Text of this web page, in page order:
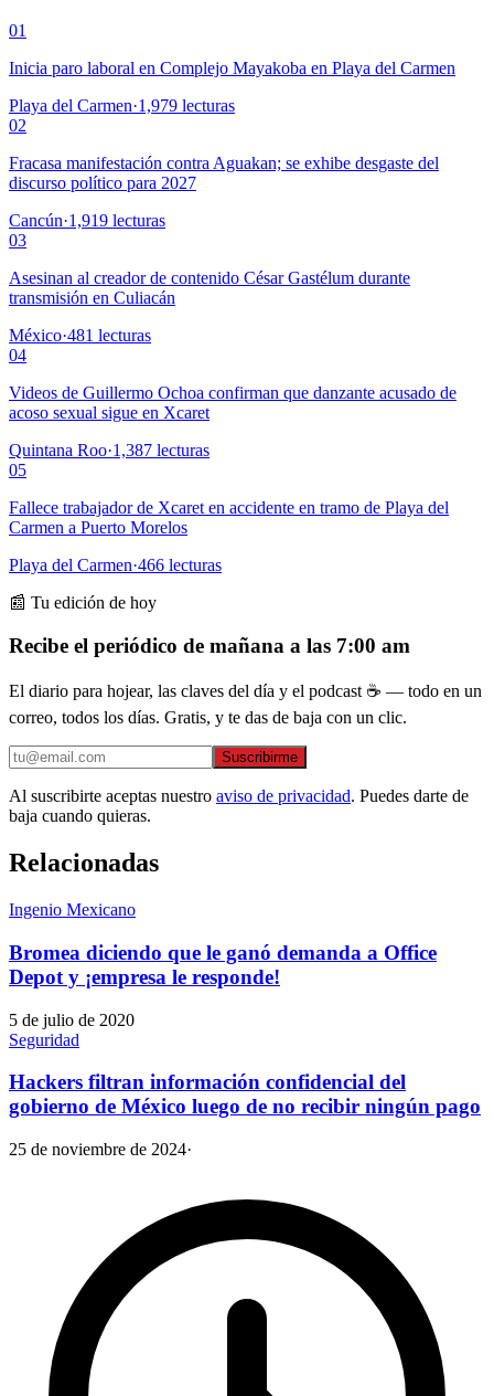
01
Inicia paro laboral en Complejo Mayakoba en Playa del Carmen
Playa del Carmen·1,979 lecturas
02
Fracasa manifestación contra Aguakan; se exhibe desgaste del
discurso político para 2027
Cancún·1,919 lecturas
03
Asesinan al creador de contenido César Gastélum durante
transmisión en Culiacán
México·481 lecturas
04
Videos de Guillermo Ochoa confirman que danzante acusado de
acoso sexual sigue en Xcaret
Quintana Roo·1,387 lecturas
05
Fallece trabajador de Xcaret en accidente en tramo de Playa del
Carmen a Puerto Morelos
Playa del Carmen·466 lecturas
📰 Tu edición de hoy
Recibe el periódico de mañana a las 7:00 am
El diario para hojear, las claves del día y el podcast ☕ — todo en un
correo, todos los días. Gratis, y te das de baja con un clic.
Suscribirme
Al suscribirte aceptas nuestro aviso de privacidad. Puedes darte de
baja cuando quieras.
Relacionadas
Ingenio Mexicano
Bromea diciendo que le ganó demanda a Office
Depot y ¡empresa le responde!
5 de julio de 2020
Seguridad
Hackers filtran información confidencial del
gobierno de México luego de no recibir ningún pago
25 de noviembre de 2024·